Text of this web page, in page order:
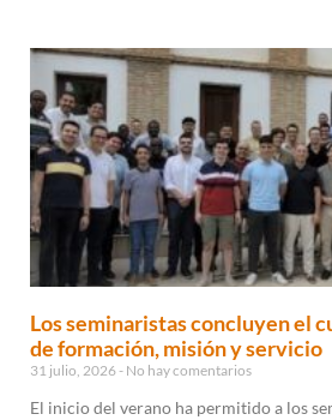
Los seminaristas concluyen el
de formación, misión y servicio
31 julio, 2026 No hay comentarios
El inicio del verano ha permitido a los